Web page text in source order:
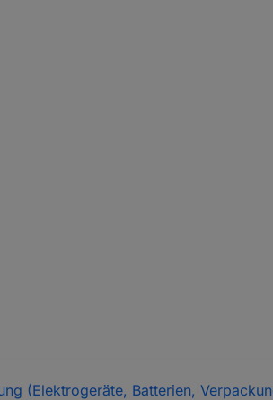
(Elektrogeräte, Batterien,